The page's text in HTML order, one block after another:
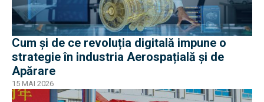
Cum și de ce revoluția digitală impune o
strategie în industria Aerospațială și de
Apărare
15 MAI 2026